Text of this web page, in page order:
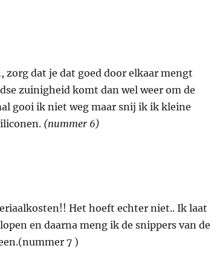
zorg dat je dat goed door elkaar mengt
zuinigheid komt dan wel weer om de
gooi ik niet weg maar snij ik ik kleine
(nummer 6)
Het hoeft echter niet.. Ik laat
en daarna meng ik de snippers van de
7 )